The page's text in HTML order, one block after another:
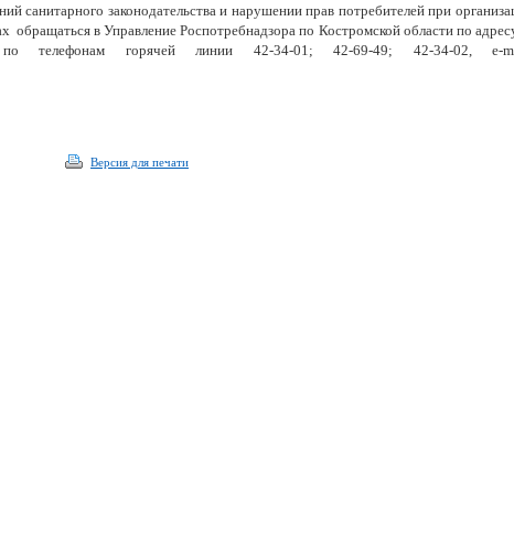
санитарного законодательства и нарушении прав потребителей при
обращаться в Управление Роспотребнадзора по Костромской области по
телефонам горячей линии 42-34-01; 42-69-49; 42-34-02, e-
Версия для печати